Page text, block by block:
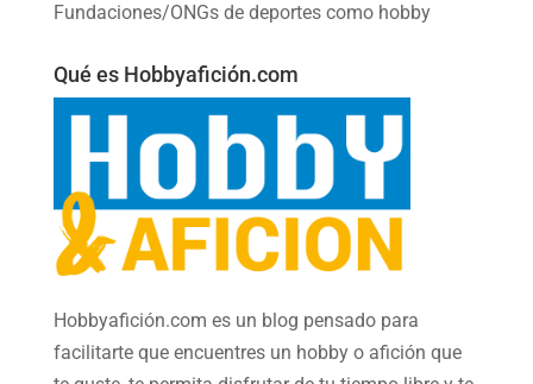
Fundaciones/ONGs de deportes como hobby
Qué es Hobbyafición.com
Hobbyafición.com es un blog pensado para
facilitarte que encuentres un hobby o afición que